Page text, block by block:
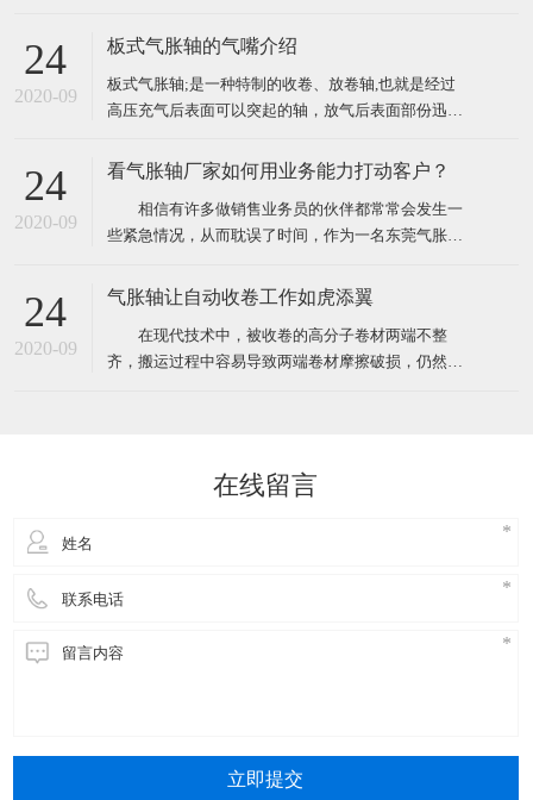
筒壁厚较薄或质量不佳易变形时。 ​ 二.在用使板条式
压持续充足；
24
2020-09
板式气胀轴的气嘴介绍
板式气胀轴;是一种特制的收卷、放卷轴,也就是经过
高压充气后表面可以突起的轴，放气后表面部份迅速
呢，下面将具体讲解。 简单来讲，气嘴就是板式气胀
充气及放气的功能，因为板式气胀轴在工作过程中需
要经常需要
24
2020-09
看气胀轴厂家如何用业务能力打动客户？
相信有许多做销售业务员的伙伴都常常会发生一
些紧急情况，从而耽误了时间，作为一名东莞气胀轴
形象，不管遇到什么样的突发状况，都要学会管理时
是一家日本公司在中国办事处的销售助理，有一天她
接到了来自总公
24
2020-09
气胀轴让自动收卷工作如虎添翼
在现代技术中，被收卷的高分子卷材两端不整
齐，搬运过程中容易导致两端卷材摩擦破损，仍然是
进行工作。本实用新型提供了
在线留言
立即提交